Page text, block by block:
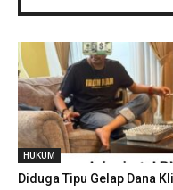
HUKUM
Diduga Tipu Gelap Dana